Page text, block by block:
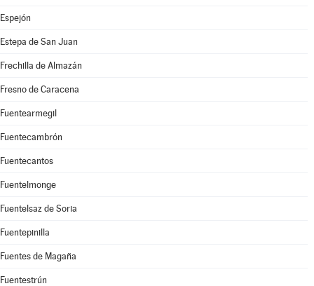
Espejón
Estepa de San Juan
Frechilla de Almazán
Fresno de Caracena
Fuentearmegil
Fuentecambrón
Fuentecantos
Fuentelmonge
Fuentelsaz de Soria
Fuentepinilla
Fuentes de Magaña
Fuentestrún